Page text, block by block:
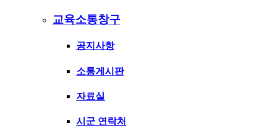
교육소통창구
공지사항
소통게시판
자료실
시군 연락처